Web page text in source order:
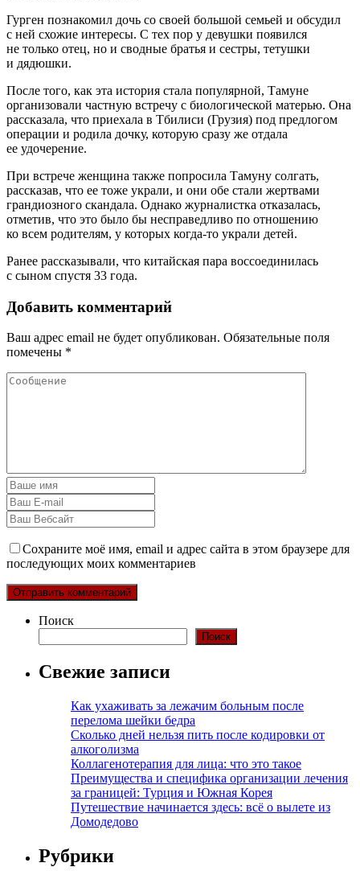
Гурген познакомил дочь со своей большой семьей и обсудил
с ней схожие интересы. С тех пор у девушки появился
не только отец, но и сводные братья и сестры, тетушки
и дядюшки.
После того, как эта история стала популярной, Тамуне
организовали частную встречу с биологической матерью. Она
рассказала, что приехала в Тбилиси (Грузия) под предлогом
операции и родила дочку, которую сразу же отдала
ее удочерение.
При встрече женщина также попросила Тамуну солгать,
рассказав, что ее тоже украли, и они обе стали жертвами
грандиозного скандала. Однако журналистка отказалась,
отметив, что это было бы несправедливо по отношению
ко всем родителям, у которых когда-то украли детей.
Ранее рассказывали, что китайская пара воссоединилась
с сыном спустя 33 года.
Добавить комментарий
Ваш адрес email не будет опубликован. Обязательные поля
помечены *
Сохраните моё имя, email и адрес сайта в этом браузере для
последующих моих комментариев
Поиск
Поиск
Свежие записи
Как ухаживать за лежачим больным после
перелома шейки бедра
Сколько дней нельзя пить после кодировки от
алкоголизма
Коллагенотерапия для лица: что это такое
Преимущества и специфика организации лечения
за границей: Турция и Южная Корея
Путешествие начинается здесь: всё о вылете из
Домодедово
Рубрики